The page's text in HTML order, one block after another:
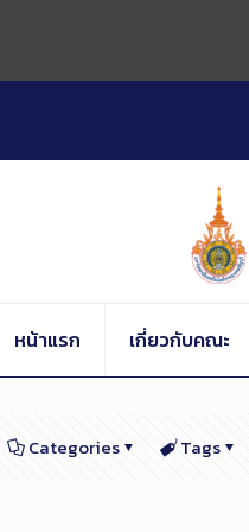
หน้าแรก เกี่ยวกับคณะ
Categories Tags